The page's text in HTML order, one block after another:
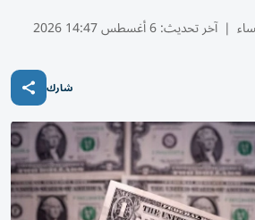
| آخر تحديث:6 أغسطس 14:47 2026
شارك